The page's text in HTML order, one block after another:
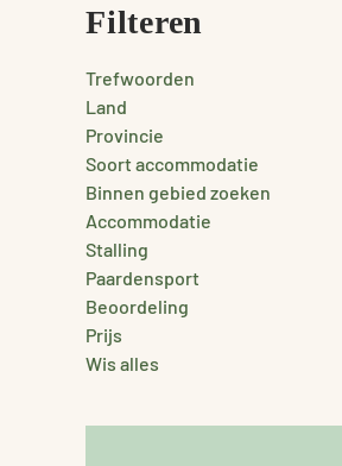
Filteren
Trefwoorden
Land
Provincie
Soort accommodatie
Binnen gebied zoeken
Accommodatie
Stalling
Paardensport
Beoordeling
Prijs
Wis alles